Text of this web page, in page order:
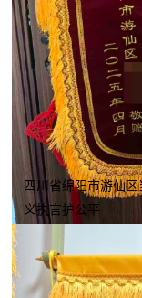
四川省绵阳市游仙
义执言护公平